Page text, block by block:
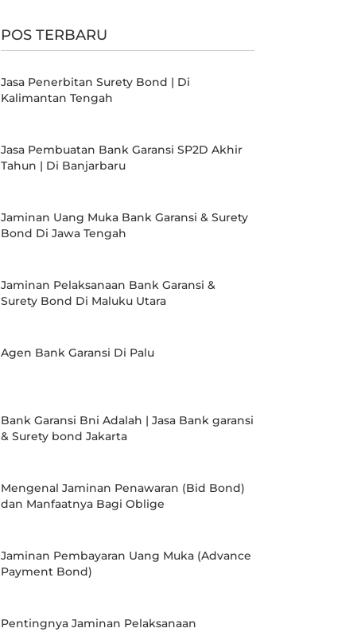
POS TERBARU
Jasa Penerbitan Surety Bond | Di
Kalimantan Tengah
Jasa Pembuatan Bank Garansi SP2D Akhir
Tahun | Di Banjarbaru
Jaminan Uang Muka Bank Garansi & Surety
Bond Di Jawa Tengah
Jaminan Pelaksanaan Bank Garansi &
Surety Bond Di Maluku Utara
Agen Bank Garansi Di Palu
Bank Garansi Bni Adalah | Jasa Bank garansi
& Surety bond Jakarta
Mengenal Jaminan Penawaran (Bid Bond)
dan Manfaatnya Bagi Oblige
Jaminan Pembayaran Uang Muka (Advance
Payment Bond)
Pentingnya Jaminan Pelaksanaan